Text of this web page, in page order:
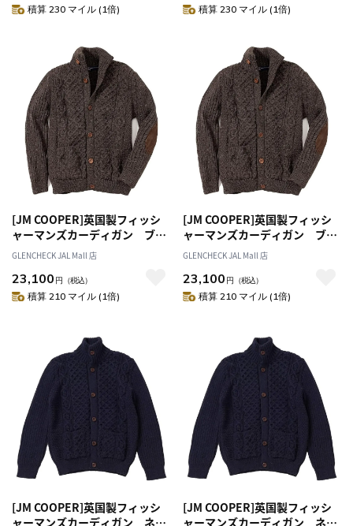
積算 230 マイル (1倍) 積算 230 マイル (1倍)
[JM COOPER]英国製フィッシ
ャーマンズカーディガン ブラ
ウン M
GLENCHECK JAL Mall 店
23,100 円 （税込）
積算 210 マイル (1倍)
[JM COOPER]英国製フィッシ
ャーマンズカーディガン ブラ
ウン L
GLENCHECK JAL Mall 店
23,100 円 （税込）
積算 210 マイル (1倍)
[JM COOPER]英国製フィッシ
ャーマンズカーディガン ネイ
[JM COOPER]英国製フィッシ
ャーマンズカーディガン ネイ